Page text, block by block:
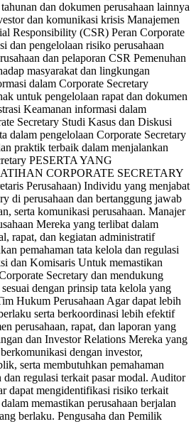
dan dokumen perusahaan lainnya
dan komunikasi krisis Manajemen
Responsibility (CSR) Peran Corporate
dan pengelolaan risiko perusahaan
dan pelaporan CSR Pemenuhan
masyarakat dan lingkungan
dalam Corporate Secretary
untuk pengelolaan rapat dan dokumen
Keamanan informasi dalam
Secretary Studi Kasus dan Diskusi
dalam pengelolaan Corporate Secretary
praktik terbaik dalam menjalankan
PESERTA YANG
CORPORATE SECRETARY
Perusahaan) Individu yang menjabat
di perusahaan dan bertanggung jawab
serta komunikasi perusahaan. Manajer
Mereka yang terlibat dalam
rapat, dan kegiatan administratif
pemahaman tata kelola dan regulasi
dan Komisaris Untuk memastikan
Secretary dan mendukung
dengan prinsip tata kelola yang
Hukum Perusahaan Agar dapat lebih
serta berkoordinasi lebih efektif
perusahaan, rapat, dan laporan yang
dan Investor Relations Mereka yang
dengan investor,
serta membutuhkan pemahaman
dan regulasi terkait pasar modal. Auditor
dapat mengidentifikasi risiko terkait
memastikan perusahaan berjalan
berlaku. Pengusaha dan Pemilik